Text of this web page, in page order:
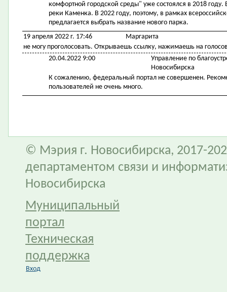
комфортной городской среды" уже состоялся в 2018
реки Каменка. В 2022 году, поэтому, в рамках
предлагается выбрать название нового парка.
19 апреля 2022 г. 17:46
Маргарита
не могу проголосовать. Открываешь ссылку, нажимаешь на
20.04.2022 9:00
Управление по
Новосибирска
К сожалению, федеральный портал не совершенен.
пользователей не очень много.
© Мэрия г. Новосибирска, 2017-
департаментом связи и
Новосибирска
Муниципальный
портал
Техническая
поддержка
Вход